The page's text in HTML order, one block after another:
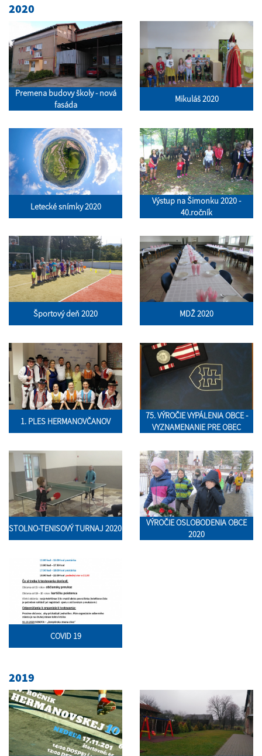
2020
Premena budovy školy - nová
fasáda
Mikuláš 2020
Letecké snímky 2020
Výstup na Šimonku 2020 -
40.ročník
Športový deň 2020 MDŽ 2020
1. PLES HERMANOVČANOV
75. VÝROČIE VYPÁLENIA OBCE -
VYZNAMENANIE PRE OBEC
STOLNO-TENISOVÝ TURNAJ 2020
VÝROČIE OSLOBODENIA OBCE
2020
COVID 19
2019